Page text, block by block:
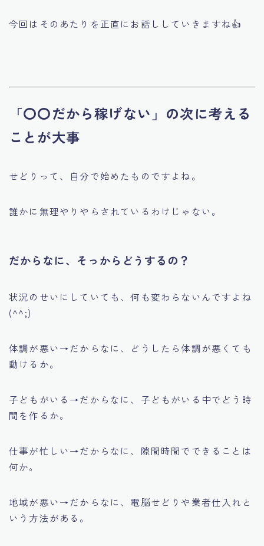
今回はそのあたりを正直にお話ししていきますね👍
「〇〇だから稼げない」の次に考える
ことが大事
せどりって、自分で始めたものですよね。
誰かに無理やりやらされているわけじゃない。
だからなに、そっからどうするの？
状況のせいにしていても、何も変わらないんですよね
(^^;)
体調が悪い→だからなに、どうしたら体調が悪くても
動けるか。
子どもがいる→だからなに、子どもがいる中でどう時
間を作るか。
仕事が忙しい→だからなに、隙間時間でできることは
何か。
地域が悪い→だからなに、電脳せどりや業者仕入れと
いう方法がある。